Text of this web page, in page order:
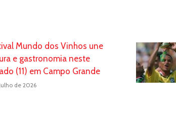
Mundo dos Vinhos une
e gastronomia neste
(11) em Campo Grande
de 2026